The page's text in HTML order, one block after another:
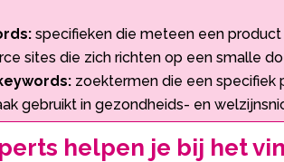
specifieken die meteen een
sites die zich richten op een smalle
zoektermen die een specifiek
gebruikt in gezondheids- en
helpen je bij het